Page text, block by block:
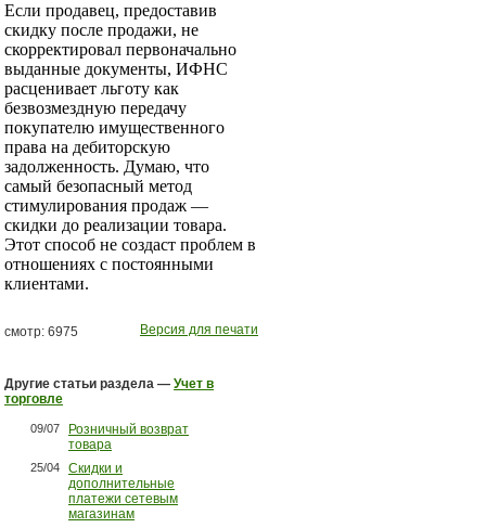
Если продавец, предоставив
скидку после продажи, не
скорректировал первоначально
выданные документы, ИФНС
расценивает льготу как
безвозмездную передачу
покупателю имущественного
права на дебиторскую
задолженность. Думаю, что
самый безопасный метод
стимулирования продаж —
скидки до реализации товара.
Этот способ не создаст проблем в
отношениях с постоянными
клиентами.
смотр: 6975 Версия для печати
Другие статьи раздела — Учет в
торговле
09/07
Розничный возврат
товара
25/04
Cкидки и
дополнительные
платежи сетевым
магазинам